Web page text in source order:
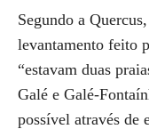
Segundo a
levantamento feito
“estavam duas
Galé e Galé-
possível através de